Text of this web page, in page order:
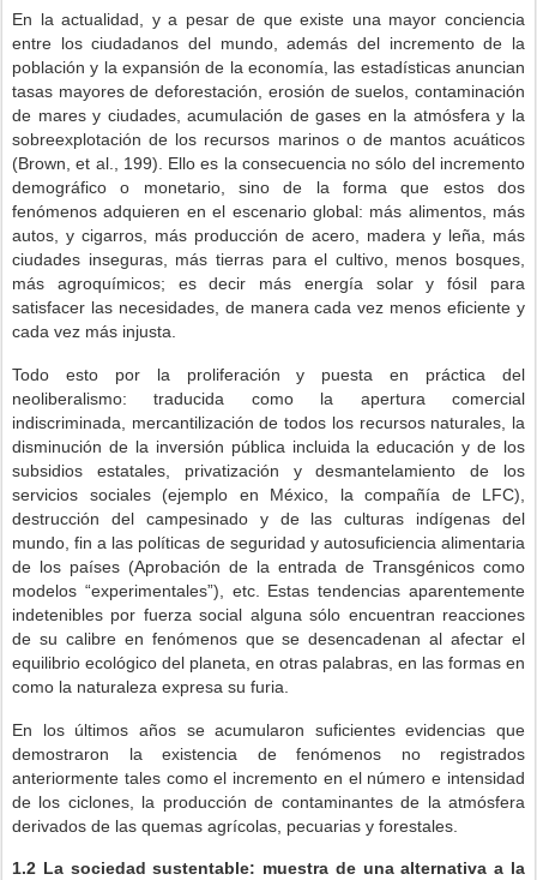
En la actualidad, y a pesar de que existe una mayor conciencia
entre los ciudadanos del mundo, además del incremento de la
población y la expansión de la economía, las estadísticas anuncian
tasas mayores de deforestación, erosión de suelos, contaminación
de mares y ciudades, acumulación de gases en la atmósfera y la
sobreexplotación de los recursos marinos o de mantos acuáticos
(Brown, et al., 199). Ello es la consecuencia no sólo del incremento
demográfico o monetario, sino de la forma que estos dos
fenómenos adquieren en el escenario global: más alimentos, más
autos, y cigarros, más producción de acero, madera y leña, más
ciudades inseguras, más tierras para el cultivo, menos bosques,
más agroquímicos; es decir más energía solar y fósil para
satisfacer las necesidades, de manera cada vez menos eficiente y
cada vez más injusta.
Todo esto por la proliferación y puesta en práctica del
neoliberalismo: traducida como la apertura comercial
indiscriminada, mercantilización de todos los recursos naturales, la
disminución de la inversión pública incluida la educación y de los
subsidios estatales, privatización y desmantelamiento de los
servicios sociales (ejemplo en México, la compañía de LFC),
destrucción del campesinado y de las culturas indígenas del
mundo, fin a las políticas de seguridad y autosuficiencia alimentaria
de los países (Aprobación de la entrada de Transgénicos como
modelos “experimentales”), etc. Estas tendencias aparentemente
indetenibles por fuerza social alguna sólo encuentran reacciones
de su calibre en fenómenos que se desencadenan al afectar el
equilibrio ecológico del planeta, en otras palabras, en las formas en
como la naturaleza expresa su furia.
En los últimos años se acumularon suficientes evidencias que
demostraron la existencia de fenómenos no registrados
anteriormente tales como el incremento en el número e intensidad
de los ciclones, la producción de contaminantes de la atmósfera
derivados de las quemas agrícolas, pecuarias y forestales.
1.2 La sociedad sustentable: muestra de una alternativa a la